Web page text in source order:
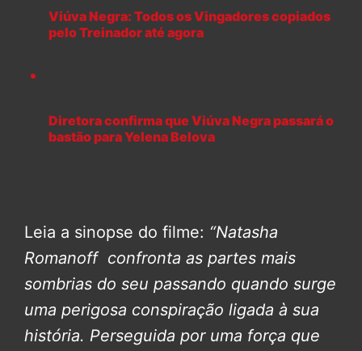
Viúva Negra: Todos os Vingadores copiados
pelo Treinador até agora
Diretora confirma que Viúva Negra passará o
bastão para Yelena Belova
Leia a sinopse do filme: “Natasha
Romanoff confronta as partes mais
sombrias do seu passando quando surge
uma perigosa conspiração ligada à sua
história. Perseguida por uma força que